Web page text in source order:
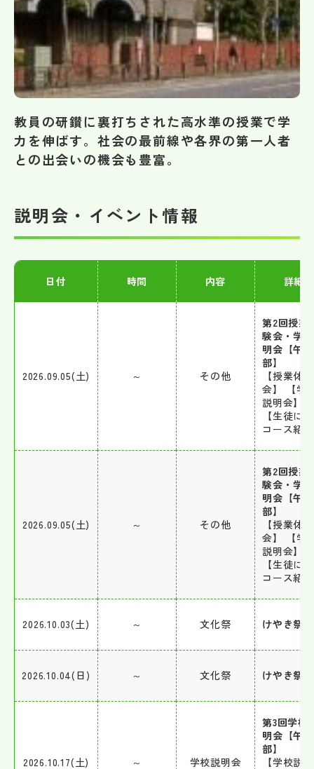
学校HP最新情報
特集
その他
個人情報保護方針
サイトマップ
教員の研鑚に裏打ちされた高水準の授業で学
力を伸ばす。社会の最前線や各界の第一人者
との出会いの機会も豊富。
説明会・イベント情報
日付 時間 内容 詳細
2026.09.05(土) ～ その他
第2回授業
験会・学
明会【午
部】
【授業体験
会】 【学
説明会】
【生徒に
コース紹
2026.09.05(土) ～ その他
第2回授業
験会・学
明会【午
部】
【授業体験
会】 【学
説明会】
【生徒に
コース紹
2026.10.03(土) ～ 文化祭 けやき祭
2026.10.04(日) ～ 文化祭 けやき祭
2026.10.17(土) ～ 学校説明会
第3回学校
明会【午
部】
【学校説明